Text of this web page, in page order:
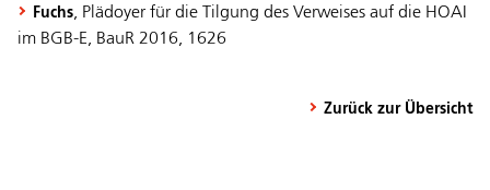
Fuchs, Plädoyer für die Tilgung des Verweises auf die HOAI
im BGB-E, BauR 2016, 1626
Zurück zur Übersicht